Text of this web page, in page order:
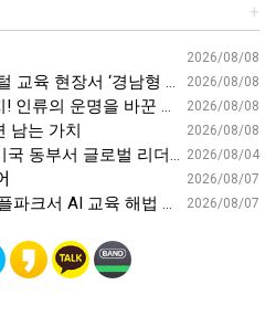
+
2026/08/08
2026/08/08
경남형 해법’ 찾는다 - 뉴스프리존
2026/08/08
는 청소년을 위한 과학 시리즈 2부(feat.박문호 박사)
2026/08/08
남는 가치
2026/08/04
벌 리더십 체험 - 전남인터넷신문
2026/08/07
2026/08/07
해법 찾는다 - 스트레이트뉴스